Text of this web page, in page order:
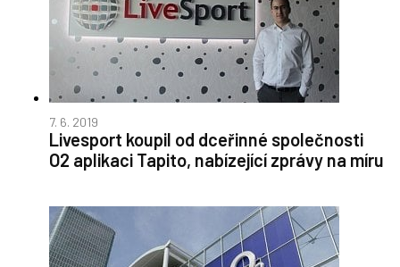
7. 6. 2019
Livesport koupil od dceřinné společnosti
O2 aplikaci Tapito, nabízející zprávy na míru